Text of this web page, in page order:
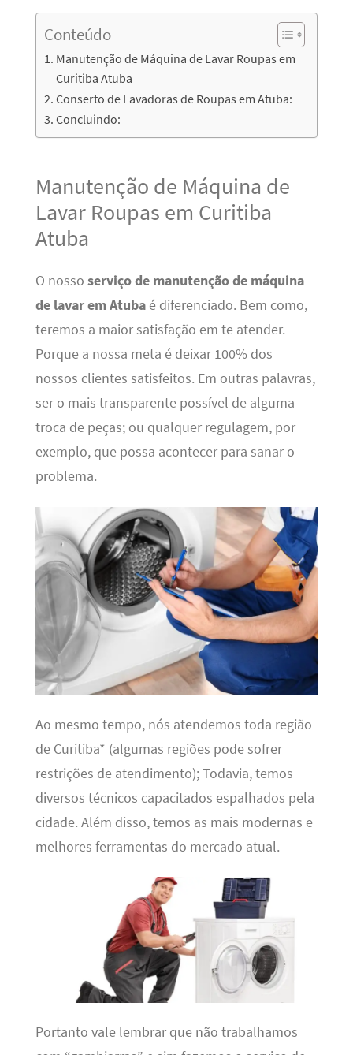
Conteúdo
Manutenção de Máquina de Lavar Roupas em
Curitiba Atuba
Conserto de Lavadoras de Roupas em Atuba:
Concluindo:
Manutenção de Máquina de
Lavar Roupas em Curitiba
Atuba
O nosso serviço de manutenção de máquina
de lavar em Atubaé diferenciado. Bem como,
teremos a maior satisfação em te atender.
Porque a nossa meta é deixar 100% dos
nossos clientes satisfeitos. Em outras palavras,
ser o mais transparente possível de alguma
troca de peças; ou qualquer regulagem, por
exemplo, que possa acontecer para sanar o
problema.
Ao mesmo tempo, nós atendemos toda região
de Curitiba* (algumas regiões pode sofrer
restrições de atendimento); Todavia, temos
diversos técnicos capacitados espalhados pela
cidade. Além disso, temos as mais modernas e
melhores ferramentas do mercado atual.
Portanto vale lembrar que não trabalhamos